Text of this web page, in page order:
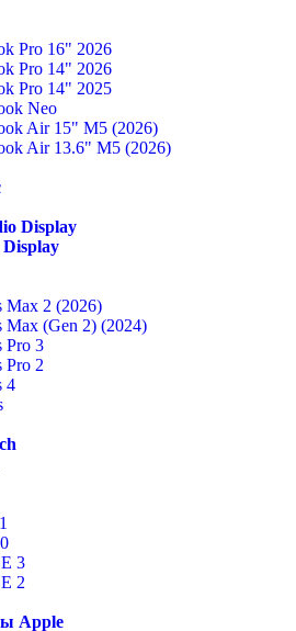
Pro 16" 2026
Pro 14" 2026
Pro 14" 2025
Neo
Air 15" M5 (2026)
Air 13.6" M5 (2026)
Max 2 (2026)
Max (Gen 2) (2024)
Pro 3
Pro 2
4
3
2